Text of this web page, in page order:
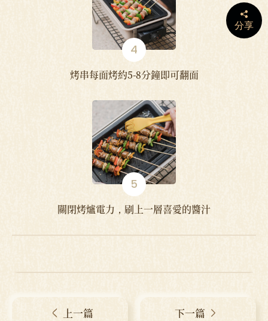
分享
烤串每面烤約5-8分鐘即可翻面
關閉烤爐電力，刷上一層喜愛的醬汁
上一篇 下一篇